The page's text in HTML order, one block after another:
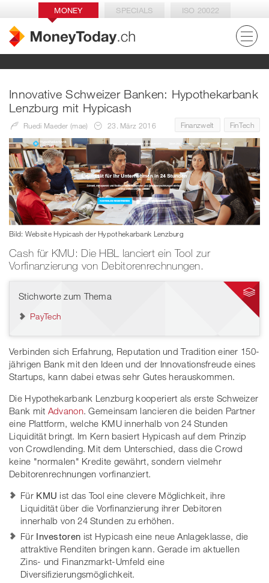
MONEY SPECIALS ISO 20022
Innovative Schweizer Banken: Hypothekarbank
Lenzburg mit Hypicash
Ruedi Maeder (mae) 23. März 2016 Finanzwelt FinTech
Bild: Website Hypicash der Hypothekarbank Lenzburg
Cash für KMU: Die HBL lanciert ein Tool zur
Vorfinanzierung von Debitorenrechnungen.
Stichworte zum Thema
PayTech
Verbinden sich Erfahrung, Reputation und Tradition einer 150-
jährigen Bank mit den Ideen und der Innovationsfreude eines
Startups, kann dabei etwas sehr Gutes herauskommen.
Die Hypothekarbank Lenzburg kooperiert als erste Schweizer
Bank mit Advanon. Gemeinsam lancieren die beiden Partner
eine Plattform, welche KMU innerhalb von 24 Stunden
Liquidität bringt. Im Kern basiert Hypicash auf dem Prinzip
von Crowdlending. Mit dem Unterschied, dass die Crowd
keine "normalen" Kredite gewährt, sondern vielmehr
Debitorenrechnungen vorfinanziert.
Für KMU ist das Tool eine clevere Möglichkeit, ihre
Liquidität über die Vorfinanzierung ihrer Debitoren
innerhalb von 24 Stunden zu erhöhen.
Für Investoren ist Hypicash eine neue Anlageklasse, die
attraktive Renditen bringen kann. Gerade im aktuellen
Zins- und Finanzmarkt-Umfeld eine
Diversifizierungsmöglichkeit.